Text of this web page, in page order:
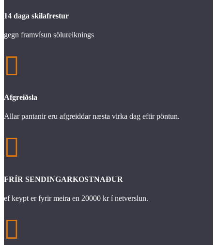
14 daga skilafrestur
gegn framvísun sölureiknings

Afgreiðsla
Allar pantanir eru afgreiddar næsta virka dag eftir pöntun.

FRÍR SENDINGARKOSTNAÐUR
ef keypt er fyrir meira en 20000 kr í netverslun.
